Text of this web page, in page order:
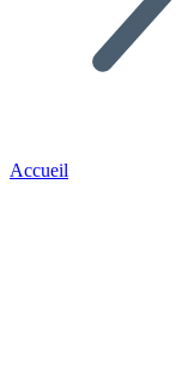
Accueil